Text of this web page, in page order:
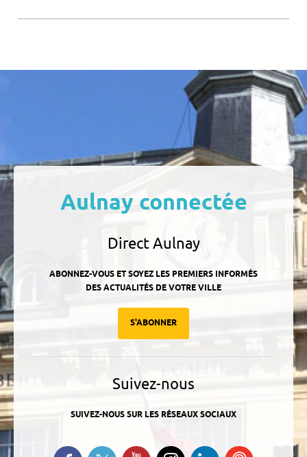
Aulnay connectée
Direct Aulnay
ABONNEZ-VOUS ET SOYEZ LES PREMIERS INFORMÉS
DES ACTUALITÉS DE VOTRE VILLE
S'ABONNER
Suivez-nous
SUIVEZ-NOUS SUR LES RÉSEAUX SOCIAUX
Retrouvez-nous sur Facebook
Suivez-nous sur Twitter
Suivez-nous sur YouTube
Suivez-nous sur
Retrouvez-Ecoutez